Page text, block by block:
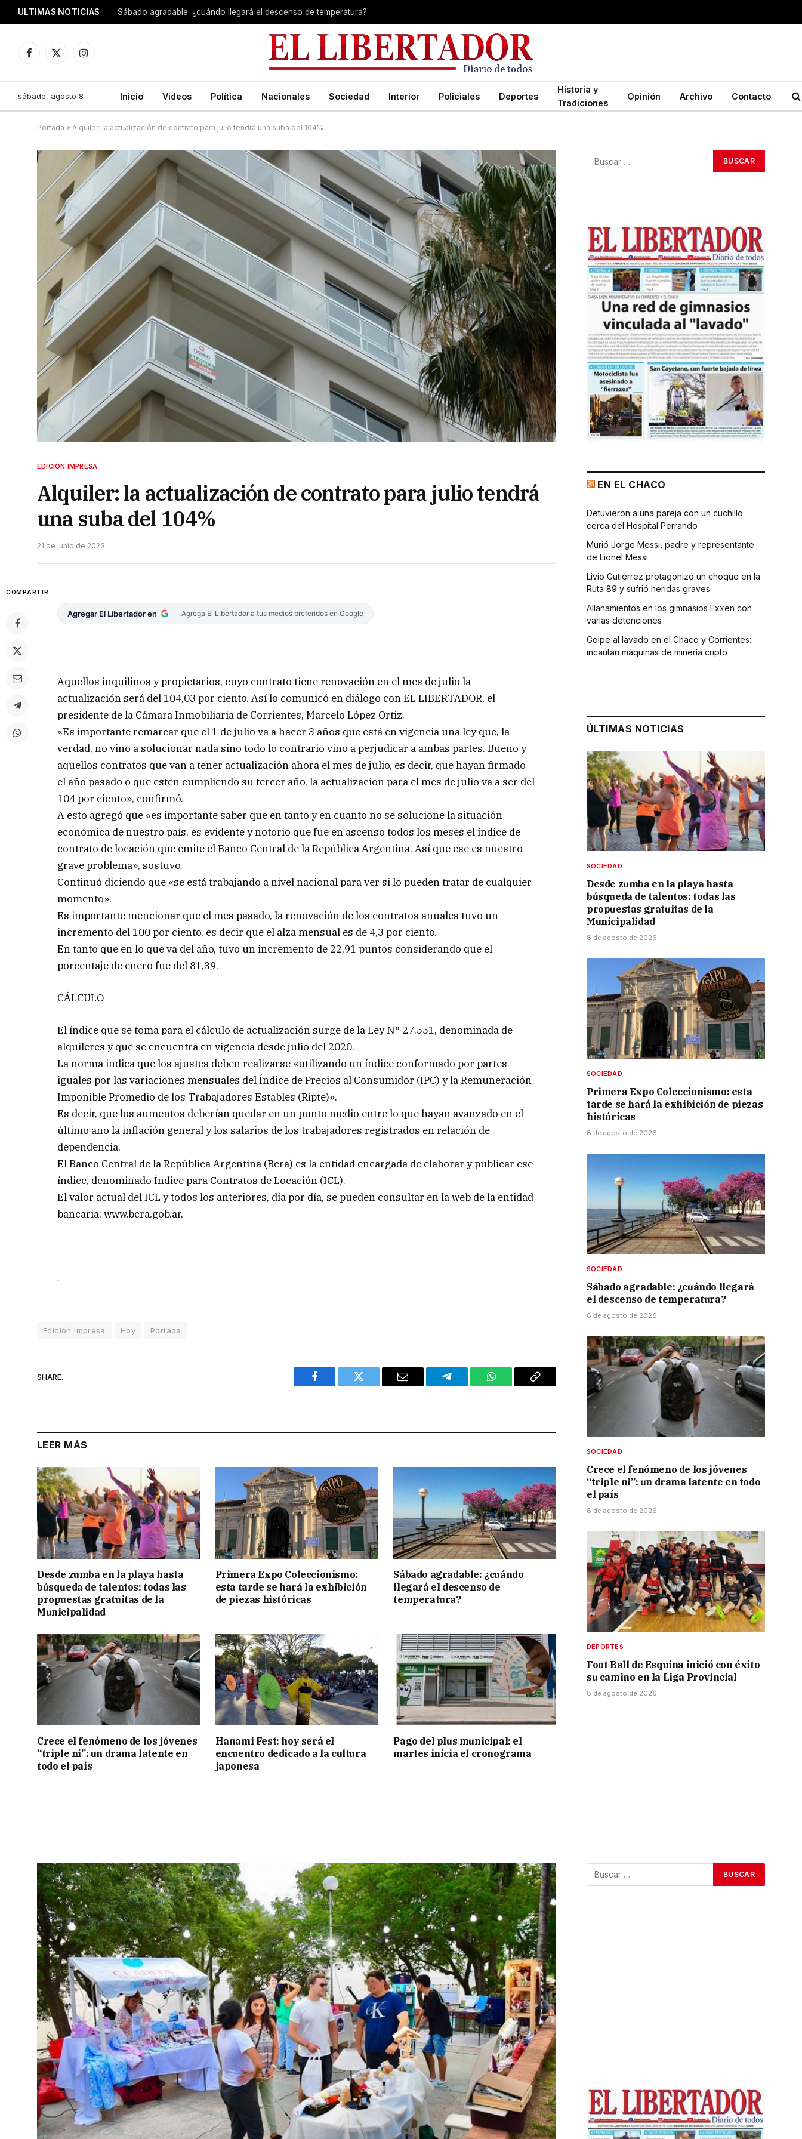
ULTIMAS NOTICIAS Sábado agradable: ¿cuándo llegará el descenso de temperatura?
Facebook
X
Instagram
sábado, agosto 8 Inicio Videos Política Nacionales Sociedad Interior Policiales Deportes
Historia y
Tradiciones
Opinión Archivo Contacto
Portada » Alquiler: la actualización de contrato para julio tendrá una suba del 104%
EDICIÓN IMPRESA
Alquiler: la actualización de contrato para julio tendrá
una suba del 104%
21 de junio de 2023
COMPARTIR
Agregar El Libertador en Agrega El Libertador a tus medios preferidos en Google
Aquellos inquilinos y propietarios, cuyo contrato tiene renovación en el mes de julio la
actualización será del 104,03 por ciento. Así lo comunicó en diálogo con EL LIBERTADOR, el
presidente de la Cámara Inmobiliaria de Corrientes, Marcelo López Ortiz.
«Es importante remarcar que el 1 de julio va a hacer 3 años que está en vigencia una ley que, la
verdad, no vino a solucionar nada sino todo lo contrario vino a perjudicar a ambas partes. Bueno y
aquellos contratos que van a tener actualización ahora el mes de julio, es decir, que hayan firmado
el año pasado o que estén cumpliendo su tercer año, la actualización para el mes de julio va a ser del
104 por ciento», confirmó.
A esto agregó que «es importante saber que en tanto y en cuanto no se solucione la situación
económica de nuestro país, es evidente y notorio que fue en ascenso todos los meses el índice de
contrato de locación que emite el Banco Central de la República Argentina. Así que ese es nuestro
grave problema», sostuvo.
Continuó diciendo que «se está trabajando a nivel nacional para ver si lo pueden tratar de cualquier
momento».
Es importante mencionar que el mes pasado, la renovación de los contratos anuales tuvo un
incremento del 100 por ciento, es decir que el alza mensual es de 4,3 por ciento.
En tanto que en lo que va del año, tuvo un incremento de 22,91 puntos considerando que el
porcentaje de enero fue del 81,39.
CÁLCULO
El índice que se toma para el cálculo de actualización surge de la Ley N° 27.551, denominada de
alquileres y que se encuentra en vigencia desde julio del 2020.
La norma indica que los ajustes deben realizarse «utilizando un índice conformado por partes
iguales por las variaciones mensuales del Índice de Precios al Consumidor (IPC) y la Remuneración
Imponible Promedio de los Trabajadores Estables (Ripte)».
Es decir, que los aumentos deberían quedar en un punto medio entre lo que hayan avanzado en el
último año la inflación general y los salarios de los trabajadores registrados en relación de
dependencia.
El Banco Central de la República Argentina (Bcra) es la entidad encargada de elaborar y publicar ese
índice, denominado Índice para Contratos de Locación (ICL).
El valor actual del ICL y todos los anteriores, día por día, se pueden consultar en la web de la entidad
bancaria: www.bcra.gob.ar.
.
Edición Impresa Hoy Portada
SHARE.
Facebook Twitter Email Telegram WhatsAppCopy
LEER MÁS
Desde zumba en la playa hasta
búsqueda de talentos: todas las
propuestas gratuitas de la
Municipalidad
Primera Expo Coleccionismo:
esta tarde se hará la exhibición
de piezas históricas
Sábado agradable: ¿cuándo
llegará el descenso de
temperatura?
Crece el fenómeno de los jóvenes
“triple ni”: un drama latente en
todo el país
Hanami Fest: hoy será el
encuentro dedicado a la cultura
japonesa
Pago del plus municipal: el
martes inicia el cronograma
EN EL CHACO
Detuvieron a una pareja con un cuchillo
cerca del Hospital Perrando
Murió Jorge Messi, padre y representante
de Lionel Messi
Livio Gutiérrez protagonizó un choque en la
Ruta 89 y sufrió heridas graves
Allanamientos en los gimnasios Exxen con
varias detenciones
Golpe al lavado en el Chaco y Corrientes:
incautan máquinas de minería cripto
ÚLTIMAS NOTICIAS
SOCIEDAD
Desde zumba en la playa hasta
búsqueda de talentos: todas las
propuestas gratuitas de la
Municipalidad
8 de agosto de 2026
SOCIEDAD
Primera Expo Coleccionismo: esta
tarde se hará la exhibición de piezas
históricas
8 de agosto de 2026
SOCIEDAD
Sábado agradable: ¿cuándo llegará
el descenso de temperatura?
8 de agosto de 2026
SOCIEDAD
Crece el fenómeno de los jóvenes
“triple ni”: un drama latente en todo
el país
8 de agosto de 2026
DEPORTES
Foot Ball de Esquina inició con éxito
su camino en la Liga Provincial
8 de agosto de 2026